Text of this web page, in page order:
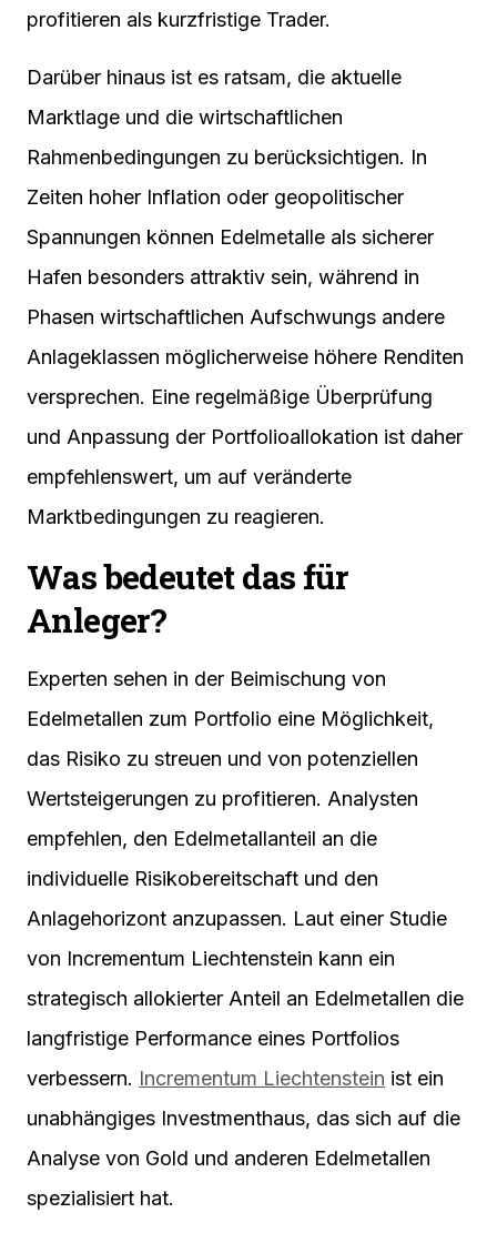
profitieren als kurzfristige Trader.
Darüber hinaus ist es ratsam, die aktuelle
Marktlage und die wirtschaftlichen
Rahmenbedingungen zu berücksichtigen. In
Zeiten hoher Inflation oder geopolitischer
Spannungen können Edelmetalle als sicherer
Hafen besonders attraktiv sein, während in
Phasen wirtschaftlichen Aufschwungs andere
Anlageklassen möglicherweise höhere Renditen
versprechen. Eine regelmäßige Überprüfung
und Anpassung der Portfolioallokation ist daher
empfehlenswert, um auf veränderte
Marktbedingungen zu reagieren.
Was bedeutet das für
Anleger?
Experten sehen in der Beimischung von
Edelmetallen zum Portfolio eine Möglichkeit,
das Risiko zu streuen und von potenziellen
Wertsteigerungen zu profitieren. Analysten
empfehlen, den Edelmetallanteil an die
individuelle Risikobereitschaft und den
Anlagehorizont anzupassen. Laut einer Studie
von Incrementum Liechtenstein kann ein
strategisch allokierter Anteil an Edelmetallen die
langfristige Performance eines Portfolios
verbessern. Incrementum Liechtenstein ist ein
unabhängiges Investmenthaus, das sich auf die
Analyse von Gold und anderen Edelmetallen
spezialisiert hat.